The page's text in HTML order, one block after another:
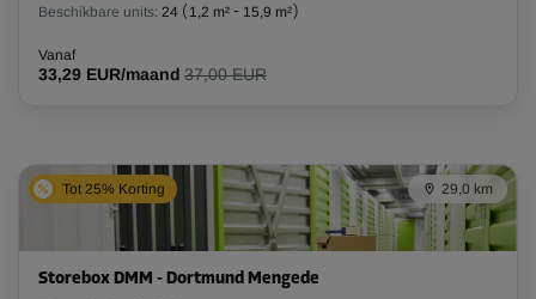
Beschikbare units: 24 ( 1,2 m² - 15,9 m²)
Vanaf
33,29 EUR/maand 37,00 EUR
Tot 25% Korting 29,0 km
Storebox DMM - Dortmund Mengede